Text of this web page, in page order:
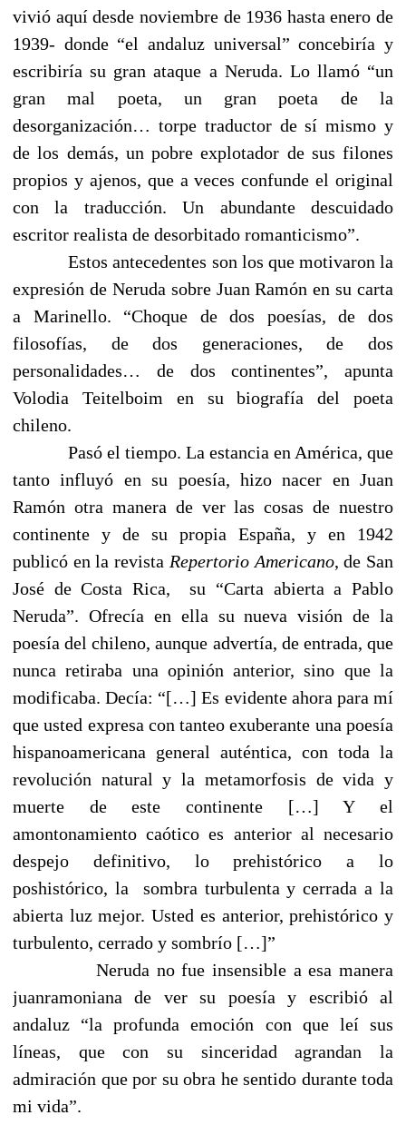
vivió aquí desde noviembre de 1936 hasta enero de
1939- donde “el andaluz universal” concebiría y
escribiría su gran ataque a Neruda. Lo llamó “un
gran mal poeta, un gran poeta de la
desorganización… torpe traductor de sí mismo y
de los demás, un pobre explotador de sus filones
propios y ajenos, que a veces confunde el original
con la traducción. Un abundante descuidado
escritor realista de desorbitado romanticismo”.
Estos antecedentes son los que motivaron la
expresión de Neruda sobre Juan Ramón en su carta
a Marinello. “Choque de dos poesías, de dos
filosofías, de dos generaciones, de dos
personalidades… de dos continentes”, apunta
Volodia Teitelboim en su biografía del poeta
chileno.
Pasó el tiempo. La estancia en América, que
tanto influyó en su poesía, hizo nacer en Juan
Ramón otra manera de ver las cosas de nuestro
continente y de su propia España, y en 1942
publicó en la revista Repertorio Americano, de San
José de Costa Rica,
su “Carta abierta a Pablo
Neruda”. Ofrecía en ella su nueva visión de la
poesía del chileno, aunque advertía, de entrada, que
nunca retiraba una opinión anterior, sino que la
modificaba. Decía: “[…] Es evidente ahora para mí
que usted expresa con tanteo exuberante una poesía
hispanoamericana general auténtica, con toda la
revolución natural y la metamorfosis de vida y
muerte de este continente […] Y el
amontonamiento caótico es anterior al necesario
despejo definitivo, lo prehistórico a lo
poshistórico, la
sombra turbulenta y cerrada a la
abierta luz mejor. Usted es anterior, prehistórico y
turbulento, cerrado y sombrío […]”
Neruda no fue insensible a esa manera
juanramoniana de ver su poesía y escribió al
andaluz “la profunda emoción con que leí sus
líneas, que con su sinceridad agrandan la
admiración que por su obra he sentido durante toda
mi vida”.